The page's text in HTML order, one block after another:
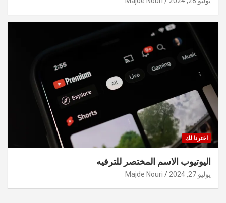
اخترنا لك
اليوتيوب الاسم المختصر للترفيه
يوليو 27, 2024 Majde Nouri